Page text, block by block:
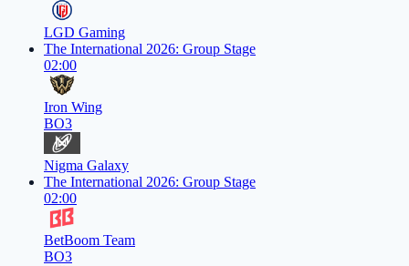
LGD Gaming
The International 2026: Group Stage
02:00
Iron Wing
BO3
Nigma Galaxy
The International 2026: Group Stage
02:00
BetBoom Team
BO3